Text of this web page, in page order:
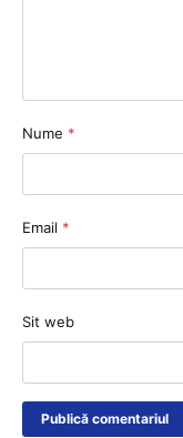
Nume *
Email *
Sit web